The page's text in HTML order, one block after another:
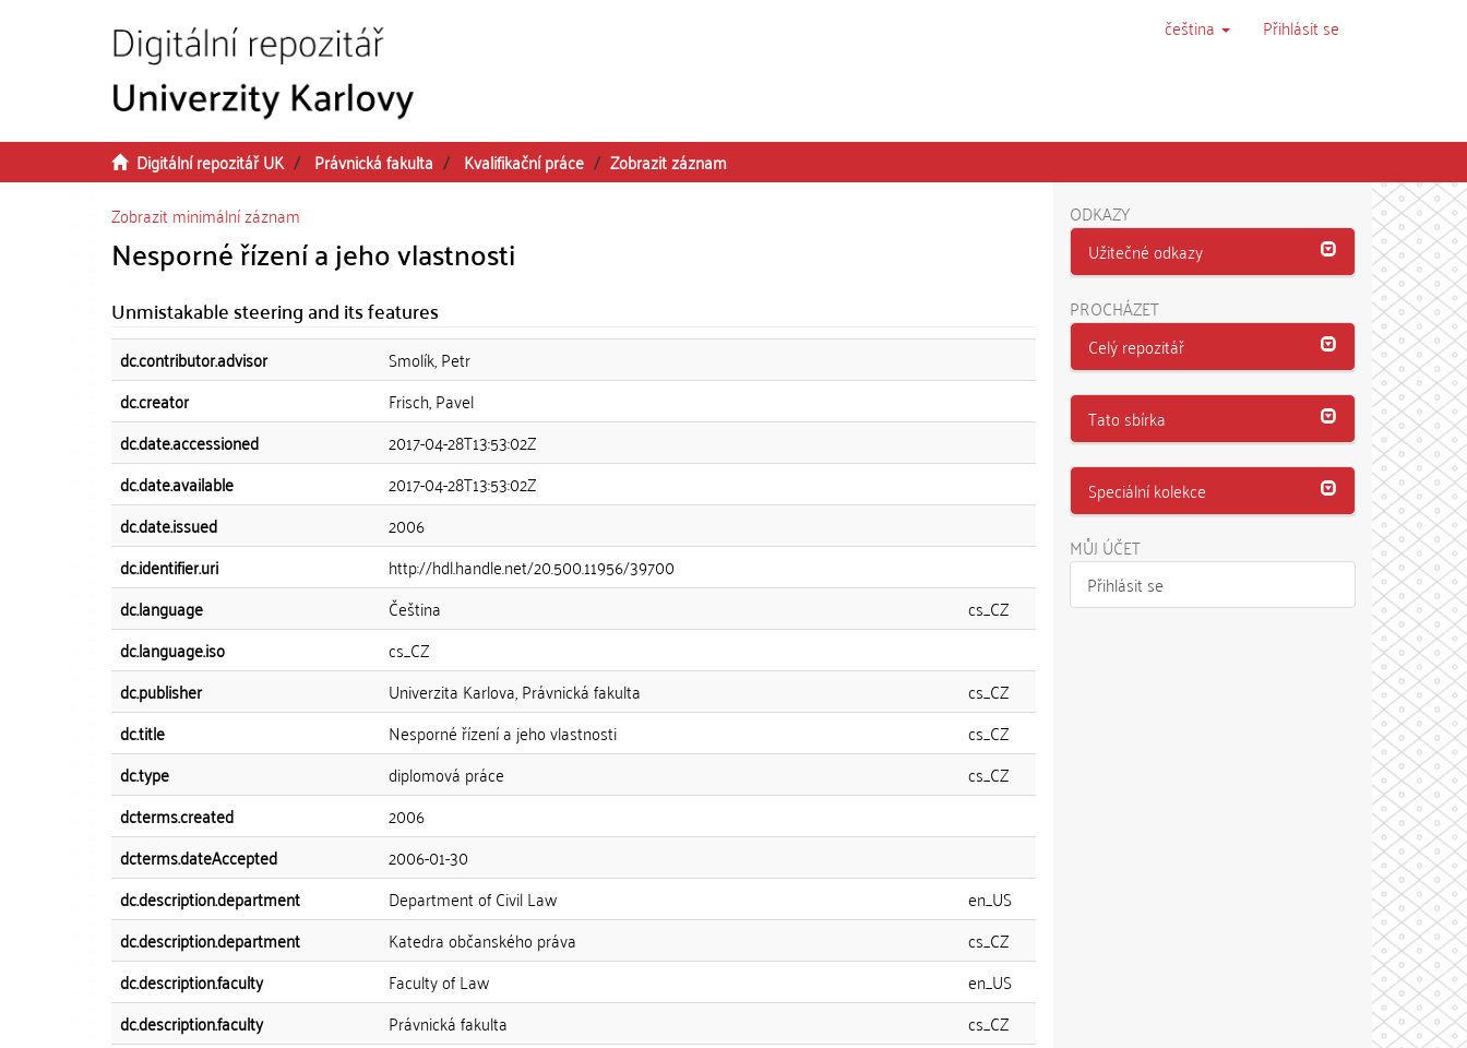
čeština Přihlásit se
Digitální repozitář UK Právnická fakulta Kvalifikační práce
Zobrazit záznam
Zobrazit minimální záznam
Nesporné řízení a jeho vlastnosti
Unmistakable steering and its features
dc.contributor.advisor
Smolík, Petr
dc.creator
Frisch, Pavel
dc.date.accessioned
2017-04-28T13:53:02Z
dc.date.available
2017-04-28T13:53:02Z
dc.date.issued
2006
dc.identifier.uri
http://hdl.handle.net/20.500.11956/39700
dc.language
Čeština
cs_CZ
dc.language.iso
cs_CZ
dc.publisher
Univerzita Karlova, Právnická fakulta
cs_CZ
dc.title
Nesporné řízení a jeho vlastnosti
cs_CZ
dc.type
diplomová práce
cs_CZ
dcterms.created
2006
dcterms.dateAccepted
2006-01-30
dc.description.department
Department of Civil Law
en_US
dc.description.department
Katedra občanského práva
cs_CZ
dc.description.faculty
Faculty of Law
en_US
dc.description.faculty
Právnická fakulta
cs_CZ
ODKAZY
Užitečné odkazy
PROCHÁZET
Celý repozitář
Tato sbírka
Speciální kolekce
MŮJ ÚČET
Přihlásit se